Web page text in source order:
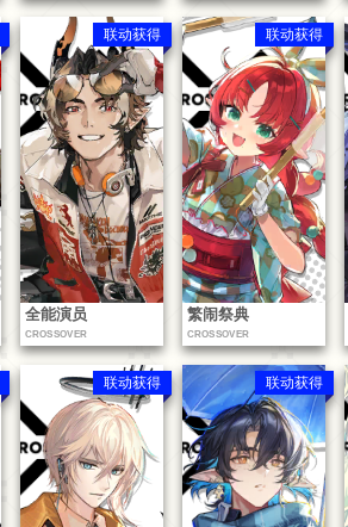
联动获得
全能演员
CROSSOVER
联动获得
繁闹祭典
CROSSOVER
联动获得 联动获得